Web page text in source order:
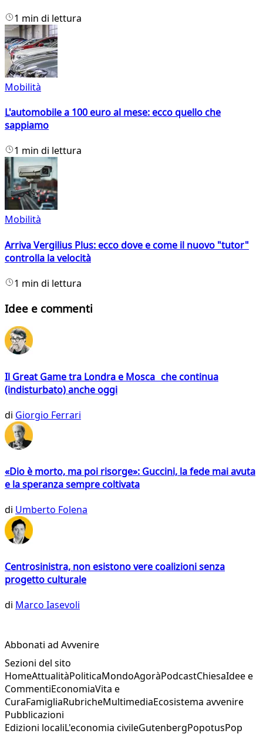
1 min di lettura
Mobilità
L'automobile a 100 euro al mese: ecco quello che
sappiamo
1 min di lettura
Mobilità
Arriva Vergilius Plus: ecco dove e come il nuovo "tutor"
controlla la velocità
1 min di lettura
Idee e commenti
Il Great Game tra Londra e Mosca che continua
(indisturbato) anche oggi
di Giorgio Ferrari
«Dio è morto, ma poi risorge»: Guccini, la fede mai avuta
e la speranza sempre coltivata
di Umberto Folena
Centrosinistra, non esistono vere coalizioni senza
progetto culturale
di Marco Iasevoli
Abbonati ad Avvenire
Sezioni del sito
HomeAttualitàPoliticaMondoAgoràPodcastChiesaIdee e
CommentiEconomiaVita e
CuraFamigliaRubricheMultimediaEcosistema avvenire
Pubblicazioni
Edizioni localiL'economia civileGutenbergPopotusPop